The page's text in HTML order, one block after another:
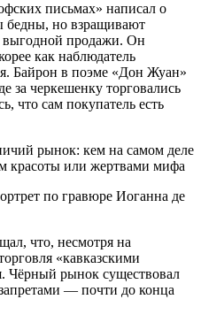
письмах» написал о
бедны, но взращивают
выгодной продажи. Он
как наблюдатель
Байрон в поэме «Дон Жуан»
за черкешенку торговались
что сам покупатель есть
по гравюре Иоганна де
что, несмотря на
«кавказскими
Чёрный рынок существовал
— почти до конца